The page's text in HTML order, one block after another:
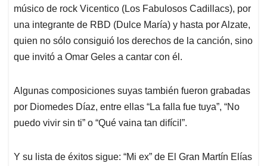
músico de rock Vicentico (Los Fabulosos Cadillacs), por
una integrante de RBD (Dulce María) y hasta por Alzate,
quien no sólo consiguió los derechos de la canción, sino
que invitó a Omar Geles a cantar con él.
Algunas composiciones suyas también fueron grabadas
por Diomedes Díaz, entre ellas “La falla fue tuya”, “No
puedo vivir sin ti” o “Qué vaina tan difícil”.
Y su lista de éxitos sigue: “Mi ex” de El Gran Martín Elías